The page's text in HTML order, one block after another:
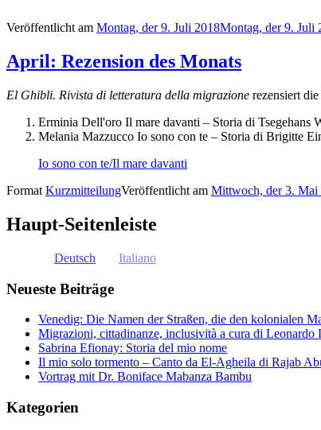
Veröffentlicht am Montag, der 9. Juli 2018Montag, der 9. Juli
April: Rezension des Monats
El Ghibli. Rivista di letteratura della migrazione rezensiert
Erminia Dell'oro Il mare davanti – Storia di Tsegehans
Melania Mazzucco Io sono con te – Storia di Brigitte
Io sono con te/Il mare davanti
Format KurzmitteilungVeröffentlicht am Mittwoch, der 3. Mai
Haupt-Seitenleiste
Deutsch Italiano
Neueste Beiträge
Venedig: Die Namen der Straßen, die den kolonialen
Migrazioni, cittadinanze, inclusività a cura di Leonardo
Sabrina Efionay: Storia del mio nome
Il mio solo tormento – Canto da El-Agheila di Rajab
Vortrag mit Dr. Boniface Mabanza Bambu
Kategorien